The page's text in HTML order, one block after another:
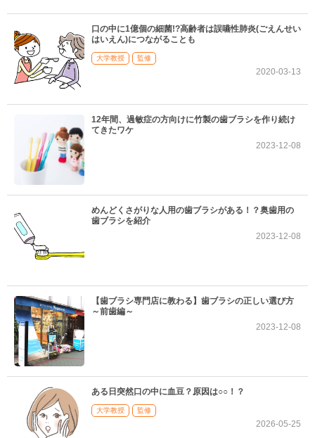
口の中に1億個の細菌!?高齢者は誤嚥性肺炎(ごえんせい
はいえん)につながることも
大学教授 監修
2020-03-13
12年間、過敏症の方向けに竹製の歯ブラシを作り続け
てきたワケ
2023-12-08
めんどくさがりな人用の歯ブラシがある！？奥歯用の
歯ブラシを紹介
2023-12-08
【歯ブラシ専門店に教わる】歯ブラシの正しい選び方
～前歯編～
2023-12-08
ある日突然口の中に血豆？原因は○○！？
大学教授 監修
2026-05-25